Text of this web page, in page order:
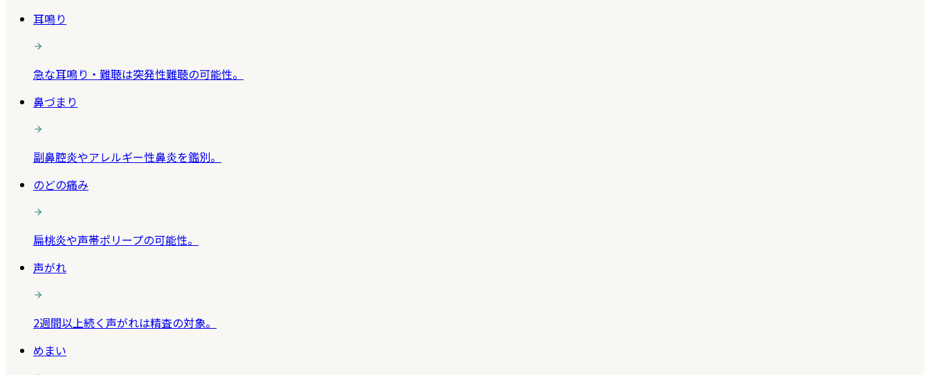
耳鳴り
急な耳鳴り・難聴は突発性難聴の可能性。
鼻づまり
副鼻腔炎やアレルギー性鼻炎を鑑別。
のどの痛み
扁桃炎や声帯ポリープの可能性。
声がれ
2週間以上続く声がれは精査の対象。
めまい